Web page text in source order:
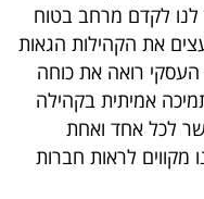
לקדם מרחב בטוח
את הקהילות הגאות
רואה את כוחה
אמיתית בקהילה
לכל אחד ואחת
מקווים לראות חברות